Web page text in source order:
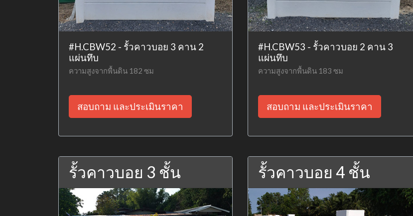
#H.CBW52 - รั้วคาวบอย 3 คาน 2
แผ่นทึบ
ความสูงจากพื้นดิน 182 ซม
สอบถาม และประเมินราคา
#H.CBW53 - รั้วคาวบอย 2 คาน 3
แผ่นทึบ
ความสูงจากพื้นดิน 183 ซม
สอบถาม และประเมินราคา
รั้วคาวบอย 3 ชั้น รั้วคาวบอย 4 ชั้น